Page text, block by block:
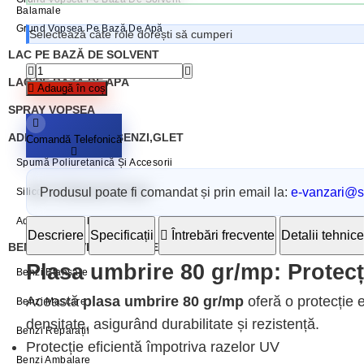
Balamale
Grund Vopsea Pe Bază De Apă
LAC PE BAZĂ DE SOLVENT
LAC PE BAZĂ DE APĂ
SPRAY VOPSEA
ADEZIVI, SILICONI, BENZI,GLET
Spumă Poliuretanică Și Accesorii
Siliconi Și Etansanti Penosil
Adezivi Penosil
BENZI ADEZIVE / AUTOADEZIVE
Benzi Etanșare
Benzi Mascare
Benzi Reparații
Benzi Ambalare
Selectează câte role dorești să cumperi
Adaugă în coș
Comandă Telefonică
Produsul poate fi comandat și prin email la: e-
Descriere Specificații Întrebări frecvente Detalii tehnice
Plasa umbrire 80 gr/mp:
Aceastăplasa umbrire 80 gr/mp oferă o protecție
densitate, asigurând durabilitate și rezistență.
Protecție eficientă împotriva razelor UV